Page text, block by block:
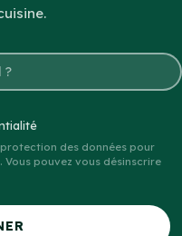
des données pour
pouvez vous désinscrire